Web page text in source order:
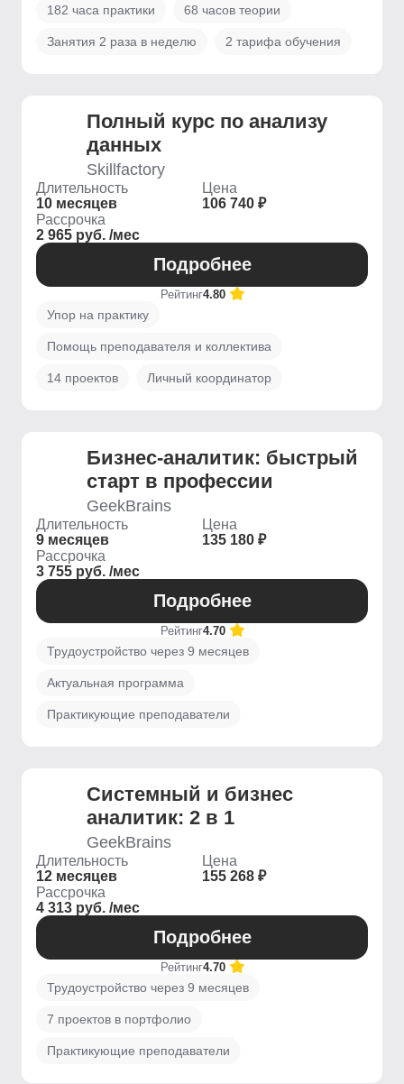
182 часа практики 68 часов теории
Занятия 2 раза в неделю 2 тарифа обучения
Полный курс по анализу
данных
Skillfactory
Длительность
10 месяцев
Цена
106 740 ₽
Рассрочка
2 965 руб. /мес
Подробнее
Рейтинг4.80
Упор на практику
Помощь преподавателя и коллектива
14 проектов Личный координатор
Бизнес-аналитик: быстрый
старт в профессии
GeekBrains
Длительность
9 месяцев
Цена
135 180 ₽
Рассрочка
3 755 руб. /мес
Подробнее
Рейтинг4.70
Трудоустройство через 9 месяцев
Актуальная программа
Практикующие преподаватели
Системный и бизнес
аналитик: 2 в 1
GeekBrains
Длительность
12 месяцев
Цена
155 268 ₽
Рассрочка
4 313 руб. /мес
Подробнее
Рейтинг4.70
Трудоустройство через 9 месяцев
7 проектов в портфолио
Практикующие преподаватели